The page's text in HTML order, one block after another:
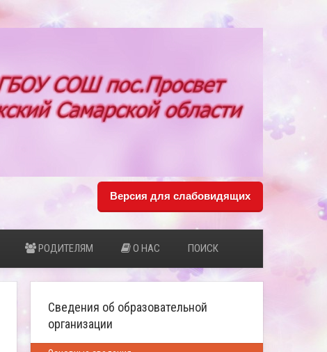
Версия для слабовидящих
РОДИТЕЛЯМ О НАС ПОИСК
Сведения об образовательной
организации